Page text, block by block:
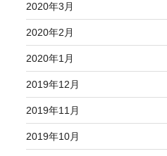
2020年3月
2020年2月
2020年1月
2019年12月
2019年11月
2019年10月